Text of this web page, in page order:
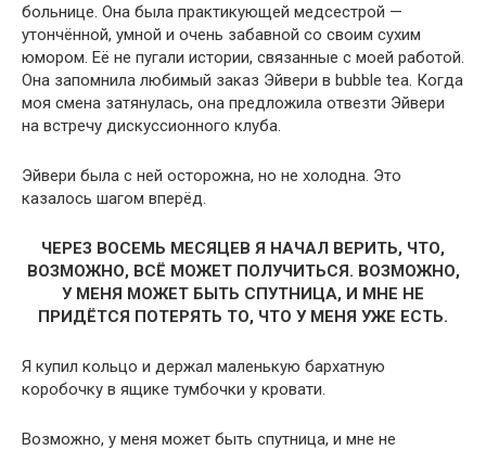
больнице. Она была практикующей медсестрой —
утончённой, умной и очень забавной со своим сухим
юмором. Её не пугали истории, связанные с моей работой.
Она запомнила любимый заказ Эйвери в bubble tea. Когда
моя смена затянулась, она предложила отвезти Эйвери
на встречу дискуссионного клуба.
Эйвери была с ней осторожна, но не холодна. Это
казалось шагом вперёд.
ЧЕРЕЗ ВОСЕМЬ МЕСЯЦЕВ Я НАЧАЛ ВЕРИТЬ, ЧТО,
ВОЗМОЖНО, ВСЁ МОЖЕТ ПОЛУЧИТЬСЯ. ВОЗМОЖНО,
У МЕНЯ МОЖЕТ БЫТЬ СПУТНИЦА, И МНЕ НЕ
ПРИДЁТСЯ ПОТЕРЯТЬ ТО, ЧТО У МЕНЯ УЖЕ ЕСТЬ.
Я купил кольцо и держал маленькую бархатную
коробочку в ящике тумбочки у кровати.
Возможно, у меня может быть спутница, и мне не